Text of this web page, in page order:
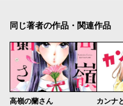
同じ著者の作品・関連作品
高嶺の蘭さん カンナ